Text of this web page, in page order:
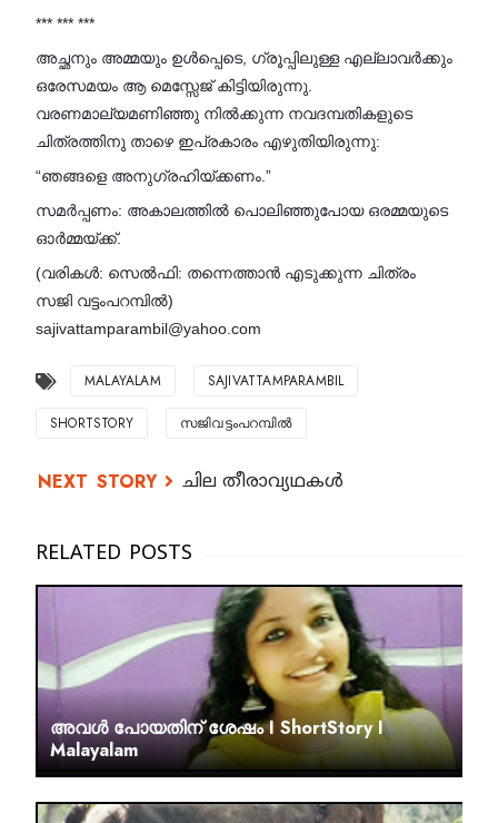
*** *** ***
അച്ഛനും അമ്മയും ഉൾപ്പെടെ, ഗ്രൂപ്പിലുള്ള എല്ലാവർക്കും
ഒരേസമയം ആ മെസ്സേജ് കിട്ടിയിരുന്നു.
വരണമാല്യമണിഞ്ഞു നിൽക്കുന്ന നവദമ്പതികളുടെ
ചിത്രത്തിനു താഴെ ഇപ്രകാരം എഴുതിയിരുന്നു:
“ഞങ്ങളെ അനുഗ്രഹിയ്ക്കണം.”
സമർപ്പണം: അകാലത്തിൽ പൊലിഞ്ഞുപോയ ഒരമ്മയുടെ
ഓർമ്മയ്ക്ക്.
(വരികൾ: സെൽഫി: തന്നെത്താൻ എടുക്കുന്ന ചിത്രം
സജി വട്ടംപറമ്പിൽ)
sajivattamparambil@yahoo.com
MALAYALAM SAJIVATTAMPARAMBIL
SHORTSTORY സജിവട്ടംപറമ്പിൽ
ചില തീരാവ്യഥകൾ
അവൾ പോയതിന് ശേഷം I ShortStory I
Malayalam